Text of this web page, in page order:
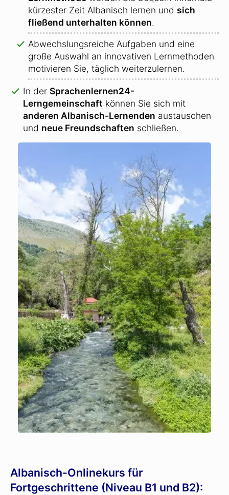
kürzester Zeit Albanisch lernen und sich
fließend unterhalten können.
Abwechslungsreiche Aufgaben und eine
große Auswahl an innovativen Lernmethoden
motivieren Sie, täglich weiterzulernen.
In der Sprachenlernen24-
Lerngemeinschaft können Sie sich mit
anderen Albanisch-Lernenden austauschen
und neue Freundschaften schließen.
Albanisch-Onlinekurs für
Fortgeschrittene (Niveau B1 und B2):